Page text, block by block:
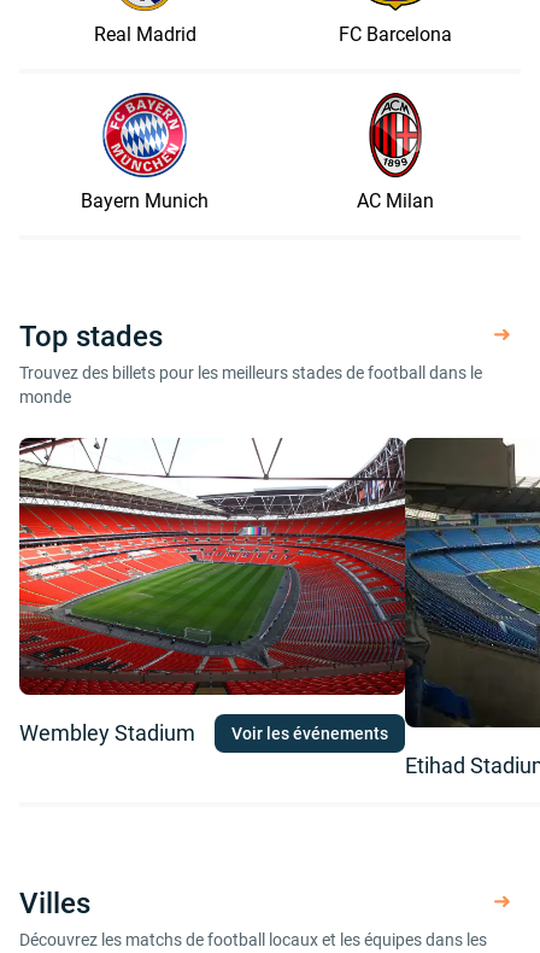
Real Madrid FC Barcelona
Bayern Munich AC Milan
Top stades
Trouvez des billets pour les meilleurs stades de football dans le
monde
Wembley Stadium Voir les événements
Etihad
Villes
Découvrez les matchs de football locaux et les équipes dans les